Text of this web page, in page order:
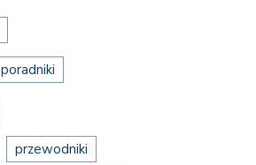
poradniki
przewodniki